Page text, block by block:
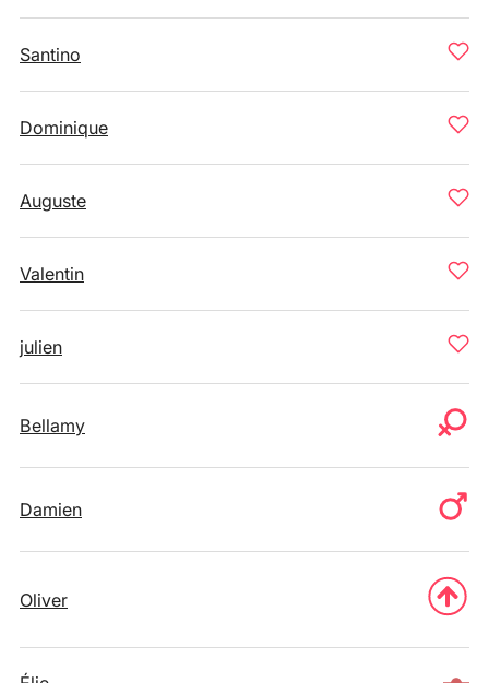
Santino
Dominique
Auguste
Valentin
julien
Bellamy
Damien
Oliver